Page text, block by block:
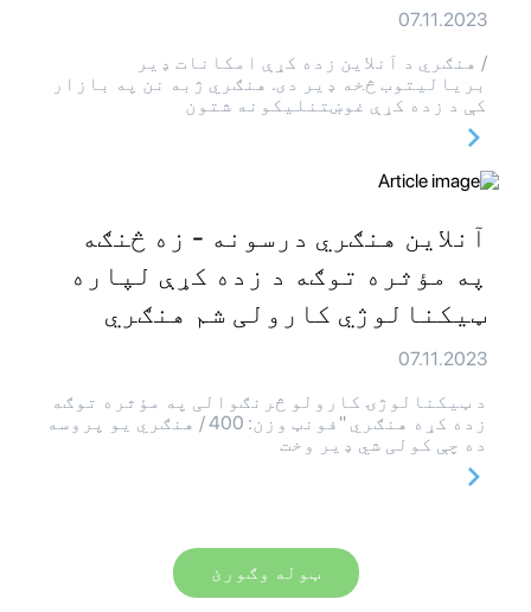
07.11.2023
/ هنګري د آنلاین زده کړې امکانات ډیر
بریالیتوب څخه ډیر دی. هنګري ژبه نن په بازار
کې د زده کړې غوښتنلیکونه شتون
آنلاین هنګري درسونه - زه څنګه
په مؤثره توګه د زده کړې لپاره
ټیکنالوژي کارولی شم هنګري
07.11.2023
د ټیکنالوژۍ کارولو څرنګوالی په مؤثره توګه
زده کړه هنګري "فونټ وزن: 400 / هنګري یو پروسه
ده چې کولی شي ډیر وخت
ټوله وګورئ